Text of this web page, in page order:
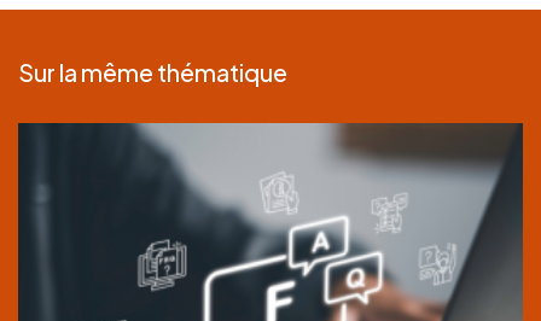
Sur la même thématique